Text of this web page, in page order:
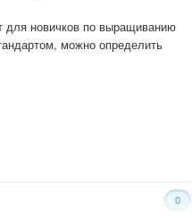
для новичков по выращиванию
можно определить
0